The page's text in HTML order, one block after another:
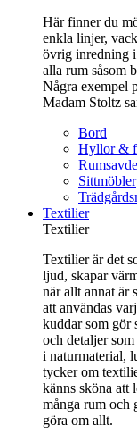
Här finner du
enkla linjer,
övrig inredning
alla rum såsom
Några exempel
Madam Stoltz
Bord
Hyllor &
Sittmöbler
Textilier
Textilier
Textilier är det
ljud, skapar
när allt annat är
att användas
kuddar som gör
och detaljer
i naturmaterial,
tycker om
känns sköna att
många rum och
göra om allt.